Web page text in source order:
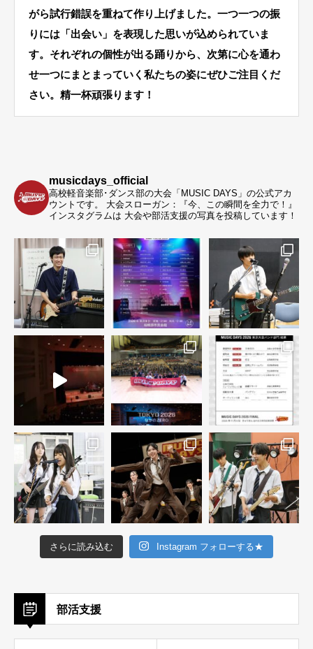
がら試行錯誤を重ねて作り上げました。一つ一つの振
りには「出会い」を表現した思いが込められていま
す。それぞれの個性が出る踊りから、次第に心を通わ
せ一つにまとまっていく私たちの姿にぜひご注目くだ
さい。精一杯頑張ります！
musicdays_official
高校軽音楽部･ダンス部の大会「MUSIC DAYS」の公式アカ
ウントです。
大会スローガン：『今、この瞬間を全力で！』
インスタグラムは 大会や部活支援の写真を投稿しています！
さらに読み込む Instagram フォローする★
部活支援